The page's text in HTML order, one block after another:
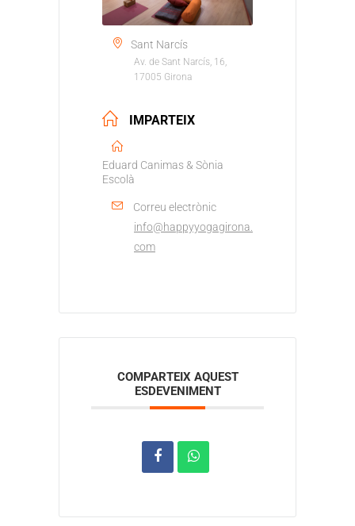
Sant Narcís
Av. de Sant Narcís, 16,
17005 Girona
IMPARTEIX
Eduard Canimas & Sònia
Escolà
Correu electrònic
info@happyyogagirona.
com
COMPARTEIX AQUEST
ESDEVENIMENT